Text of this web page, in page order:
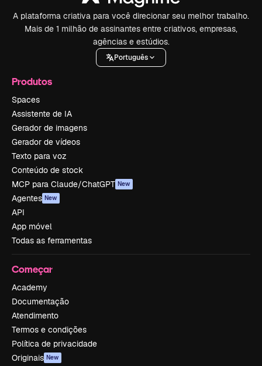
A plataforma criativa para você direcionar seu melhor trabalho.
Mais de 1 milhão de assinantes entre criativos, empresas,
agências e estúdios.
Português
Produtos
Spaces
Assistente de IA
Gerador de imagens
Gerador de vídeos
Texto para voz
Conteúdo de stock
MCP para Claude/ChatGPT New
Agentes New
API
App móvel
Todas as ferramentas
Começar
Academy
Documentação
Atendimento
Termos e condições
Política de privacidade
Originais New